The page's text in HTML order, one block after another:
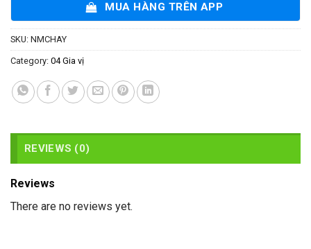
MUA HÀNG TRÊN APP
SKU: NMCHAY
Category: 04 Gia vị
REVIEWS (0)
Reviews
There are no reviews yet.